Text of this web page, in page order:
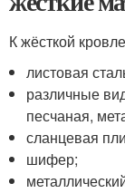
К жёсткой
листовая
различные
песчаная,
сланцевая
шифер;